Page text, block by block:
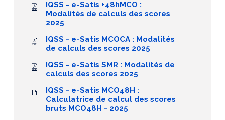
IQSS - e-Satis +48hMCO :
Modalités de calculs des scores
2025
IQSS - e-Satis MCOCA : Modalités
de calculs des scores 2025
IQSS - e-Satis SMR : Modalités de
calculs des scores 2025
IQSS - e-Satis MCO48H :
Calculatrice de calcul des scores
bruts MCO48H - 2025